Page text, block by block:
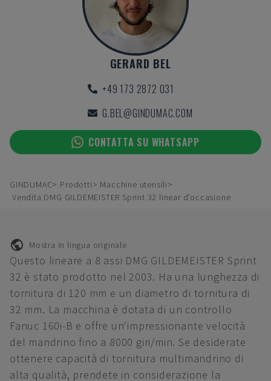
GERARD BEL
+49 173 2872 031
G.BEL@GINDUMAC.COM
CONTATTA SU WHATSAPP
GINDUMAC Prodotti
Macchine utensili
Vendita DMG GILDEMEISTER Sprint 32 linear d'occasione
Mostra in lingua originale
Questo lineare a 8 assi DMG GILDEMEISTER Sprint
32 è stato prodotto nel 2003. Ha una lunghezza di
tornitura di 120 mm e un diametro di tornitura di
32 mm. La macchina è dotata di un controllo
Fanuc 160i-B e offre un'impressionante velocità
del mandrino fino a 8000 giri/min. Se desiderate
ottenere capacità di tornitura multimandrino di
alta qualità, prendete in considerazione la